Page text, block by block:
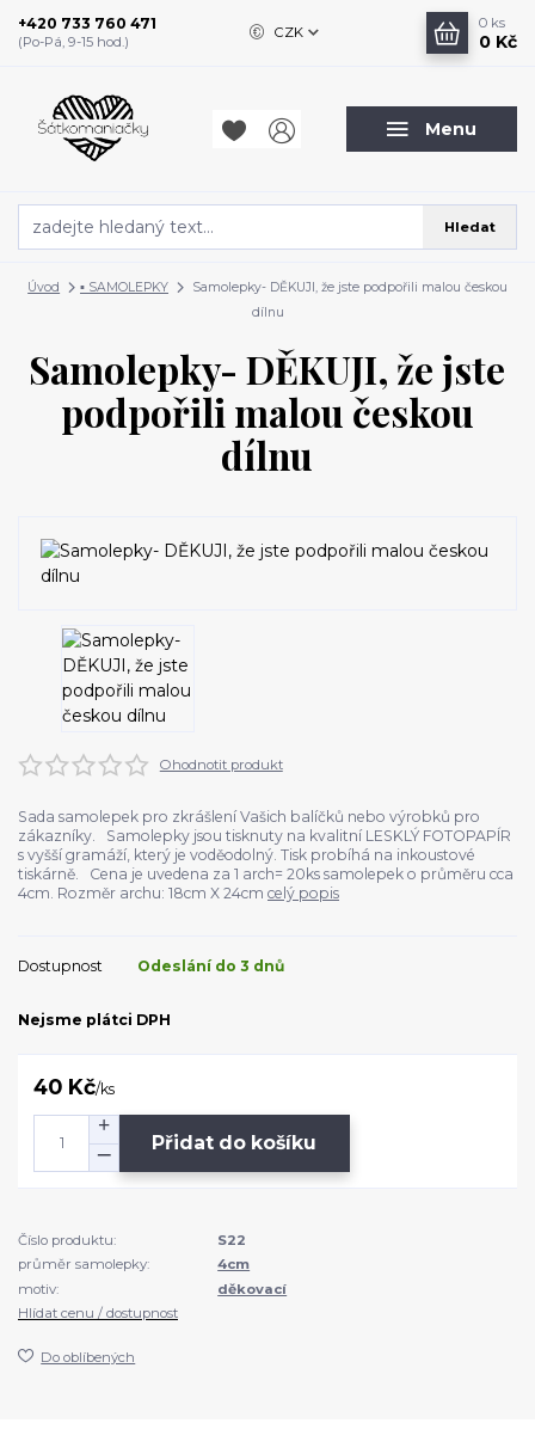
Menu
CZK
Hledat
+420 733 760 471
(Po-Pá, 9-15 hod.)
0 ks
0 Kč
Úvod ▪️ SAMOLEPKY
Samolepky- DĚKUJI, že jste podpořili malou českou
dílnu
Samolepky- DĚKUJI, že jste
podpořili malou českou
dílnu
Ohodnotit produkt
Sada samolepek pro zkrášlení Vašich balíčků nebo výrobků pro
zákazníky. Samolepky jsou tisknuty na kvalitní LESKLÝ FOTOPAPÍR
s vyšší gramáží, který je voděodolný. Tisk probíhá na inkoustové
tiskárně. Cena je uvedena za 1 arch= 20ks samolepek o průměru cca
4cm. Rozměr archu: 18cm X 24cm celý popis
Dostupnost Odeslání do 3 dnů
Nejsme plátci DPH
40 Kč/ks
Přidat do košíku
Číslo produktu:
S22
průměr samolepky:
4cm
motiv:
děkovací
Hlídat cenu / dostupnost
Do oblíbených